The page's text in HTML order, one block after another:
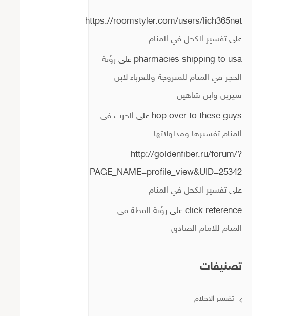
https://roomstyler.com/users/lich365net
على تفسير الكحل في المنام
pharmacies shipping to usa على رؤية
الحجر في المنام للمتزوجة وللعزباء لابن
سيرين وابن شاهين
hop over to these guys على الحرب في
المنام تفسيرها ومدلولاتها
http://goldenfiber.ru/forum/?
PAGE_NAME=profile_view&UID=25342
على تفسير الكحل في المنام
click referenceعلى رؤية القطة في
المنام للامام الصادق
تصنيفات
تفسير الاحلام